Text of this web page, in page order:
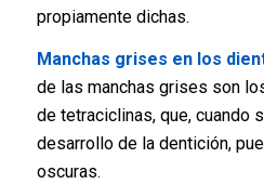
propiamente dichas.
Manchas grises en los
de las manchas grises son
de tetraciclinas, que, cuando
desarrollo de la dentición,
oscuras.